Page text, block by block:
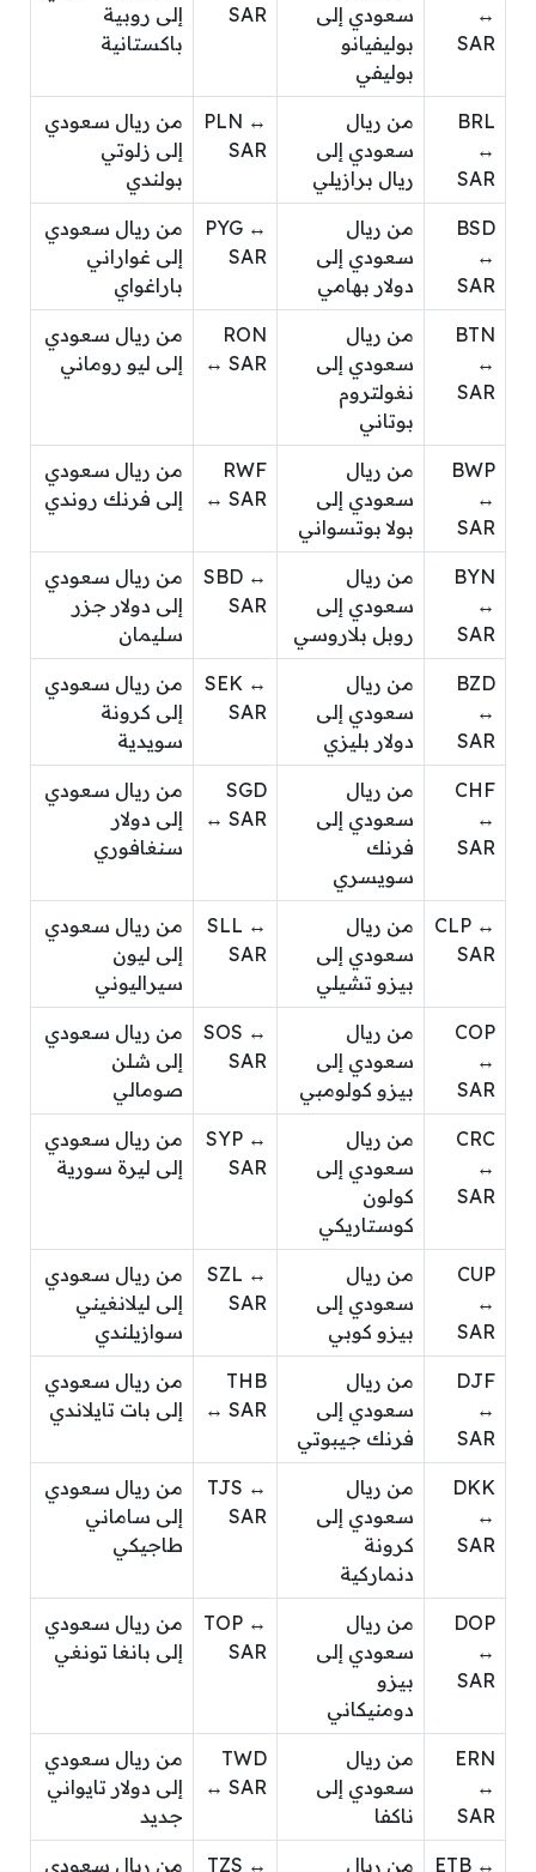
↔
SAR
سعودي إلى
بوليفيانو
بوليفي
SAR
إلى روبية
باكستانية
BRL
↔
SAR
من ريال
سعودي إلى
ريال برازيلي
PLN ↔
SAR
من ريال سعودي
إلى زلوتي
بولندي
BSD
↔
SAR
من ريال
سعودي إلى
دولار بهامي
PYG ↔
SAR
من ريال سعودي
إلى غواراني
باراغواي
BTN
↔
SAR
من ريال
سعودي إلى
نغولتروم
بوتاني
RON
↔ SAR
من ريال سعودي
إلى ليو روماني
BWP
↔
SAR
من ريال
سعودي إلى
بولا بوتسواني
RWF
↔ SAR
من ريال سعودي
إلى فرنك روندي
BYN
↔
SAR
من ريال
سعودي إلى
روبل بلاروسي
SBD ↔
SAR
من ريال سعودي
إلى دولار جزر
سليمان
BZD
↔
SAR
من ريال
سعودي إلى
دولار بليزي
SEK ↔
SAR
من ريال سعودي
إلى كرونة
سويدية
CHF
↔
SAR
من ريال
سعودي إلى
فرنك
سويسري
SGD
↔ SAR
من ريال سعودي
إلى دولار
سنغافوري
CLP ↔
SAR
من ريال
سعودي إلى
بيزو تشيلي
SLL ↔
SAR
من ريال سعودي
إلى ليون
سيراليوني
COP
↔
SAR
من ريال
سعودي إلى
بيزو كولومبي
SOS ↔
SAR
من ريال سعودي
إلى شلن
صومالي
CRC
↔
SAR
من ريال
سعودي إلى
كولون
كوستاريكي
SYP ↔
SAR
من ريال سعودي
إلى ليرة سورية
CUP
↔
SAR
من ريال
سعودي إلى
بيزو كوبي
SZL ↔
SAR
من ريال سعودي
إلى ليلانغيني
سوازيلندي
DJF
↔
SAR
من ريال
سعودي إلى
فرنك جيبوتي
THB
↔ SAR
من ريال سعودي
إلى بات تايلاندي
DKK
↔
SAR
من ريال
سعودي إلى
كرونة
دنماركية
TJS ↔
SAR
من ريال سعودي
إلى ساماني
طاجيكي
DOP
↔
SAR
من ريال
سعودي إلى
بيزو
دومنيكاني
TOP ↔
SAR
من ريال سعودي
إلى بانغا تونغي
ERN
↔
SAR
من ريال
سعودي إلى
ناكفا
TWD
↔ SAR
من ريال سعودي
إلى دولار تايواني
جديد
ETB ↔ من ريال TZS ↔ من ريال سعودي